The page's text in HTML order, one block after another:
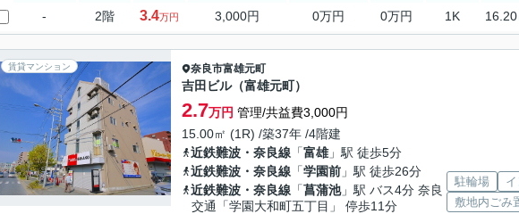
- 2階 3.4万円 3,000円 0万円 0万円 1K 16.20
賃貸マンション 奈良市富雄元町
吉田ビル（富雄元町）
2.7万円 管理/共益費3,000円
15.00㎡ (1R) /築37年 /4階建
近鉄難波・奈良線 「富雄」駅 徒歩5分
近鉄難波・奈良線 「学園前 」駅 徒歩26分
近鉄難波・奈良線 「菖蒲池」駅 バス4分 奈良
交通「学園大和町五丁目」 停歩11分
駐輪場
敷地内ごみ